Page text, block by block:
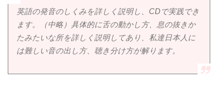
英語の発音のしくみを詳しく説明し、CDで実践でき
ます。（中略）具体的に舌の動かし方、息の抜きか
たみたいな所を詳しく説明してあり、私達日本人に
は難しい音の出し方、聴き分け方が解ります。